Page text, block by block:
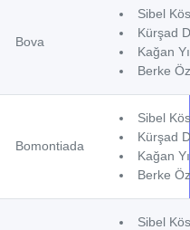
Bova
Sibel
Kürşad
Kağan
Berke
Bomontiada
Sibel
Kürşad
Kağan
Berke
Sibel